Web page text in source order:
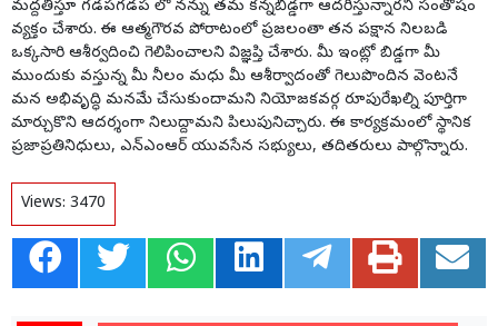
మద్దతిస్తూ గడపగడప లో నన్ను తమ కన్నబిడ్డగా ఆదరిస్తున్నారని సంతోషం
వ్యక్తం చేశారు. ఈ ఆత్మగౌరవ పోరాటంలో ప్రజలంతా తన పక్షాన నిలబడి
ఒక్కసారి ఆశీర్వదించి గెలిపించాలని విజ్ఞప్తి చేశారు. మీ ఇంట్లో బిడ్డగా మీ
ముందుకు వస్తున్న మీ నీలం మధు మీ ఆశీర్వాదంతో గెలుపొందిన వెంటనే
మన అభివృద్ధి మనమే చేసుకుందామని నియోజకవర్గ రూపురేఖల్ని పూర్తిగా
మార్చుకొని ఆదర్శంగా నిలుద్దామని పిలుపునిచ్చారు. ఈ కార్యక్రమంలో స్థానిక
ప్రజాప్రతినిధులు, ఎన్ఎంఆర్ యువసేన సభ్యులు, తదితరులు పాల్గొన్నారు.
Views: 3470